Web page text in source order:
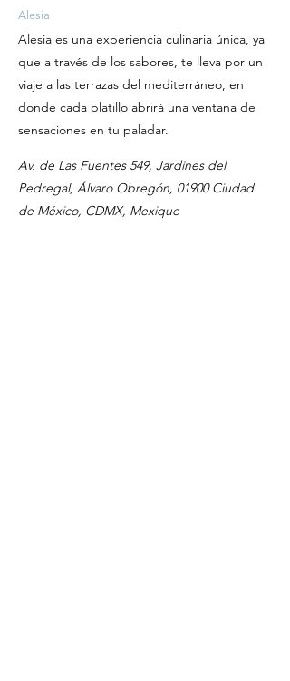
Alesia
Alesia es una experiencia culinaria única, ya
que a través de los sabores, te lleva por un
viaje a las terrazas del mediterráneo, en
donde cada platillo abrirá una ventana de
sensaciones en tu paladar.
Av. de Las Fuentes 549, Jardines del
Pedregal, Álvaro Obregón, 01900 Ciudad
de México, CDMX, Mexique